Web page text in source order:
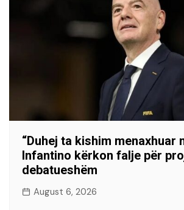
“Duhej ta kishim menaxhuar
Infantino kërkon falje për
debatueshëm
August 6, 2026